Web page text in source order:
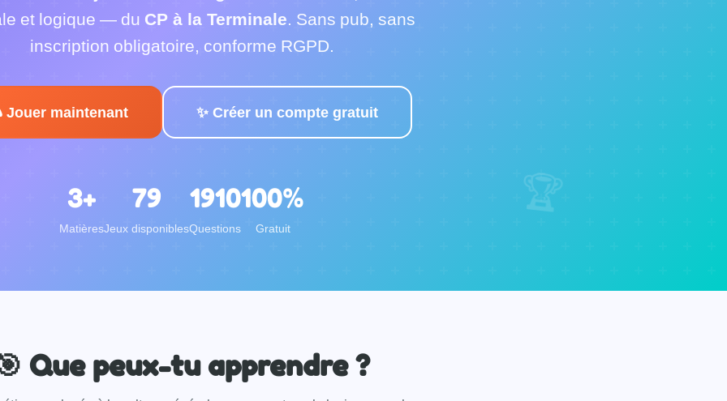
🏆
et logique — du CP à la Terminale. Sans pub, sans
inscription obligatoire, conforme RGPD.
Jouer maintenant ✨ Créer un compte gratuit
3+
Matières
79
Jeux disponibles
1910
Questions
100%
Gratuit
Que peux-tu apprendre ?